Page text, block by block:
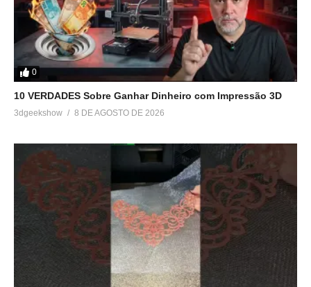
0
10 VERDADES Sobre Ganhar Dinheiro com Impressão 3D
3dgeekshow 8 DE AGOSTO DE 2026